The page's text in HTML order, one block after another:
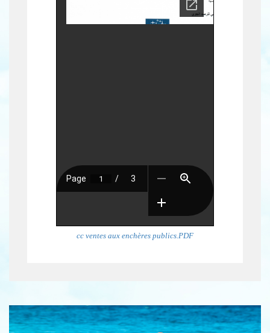
cc ventes aux enchères publics.PDF